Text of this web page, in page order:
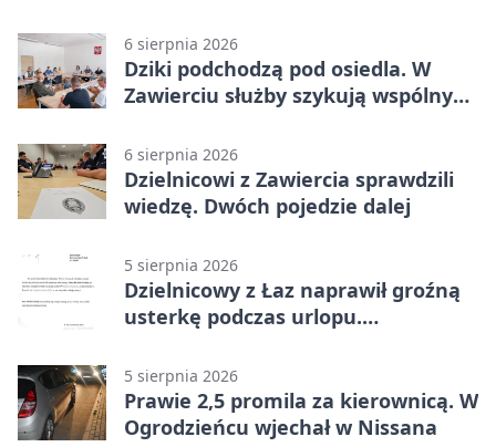
6 sierpnia 2026
Dziki podchodzą pod osiedla. W
Zawierciu służby szykują wspólny
6 sierpnia 2026
Dzielnicowi z Zawiercia sprawdzili
wiedzę. Dwóch pojedzie dalej
5 sierpnia 2026
Dzielnicowy z Łaz naprawił groźną
usterkę podczas urlopu.
5 sierpnia 2026
Prawie 2,5 promila za kierownicą. W
Ogrodzieńcu wjechał w Nissana